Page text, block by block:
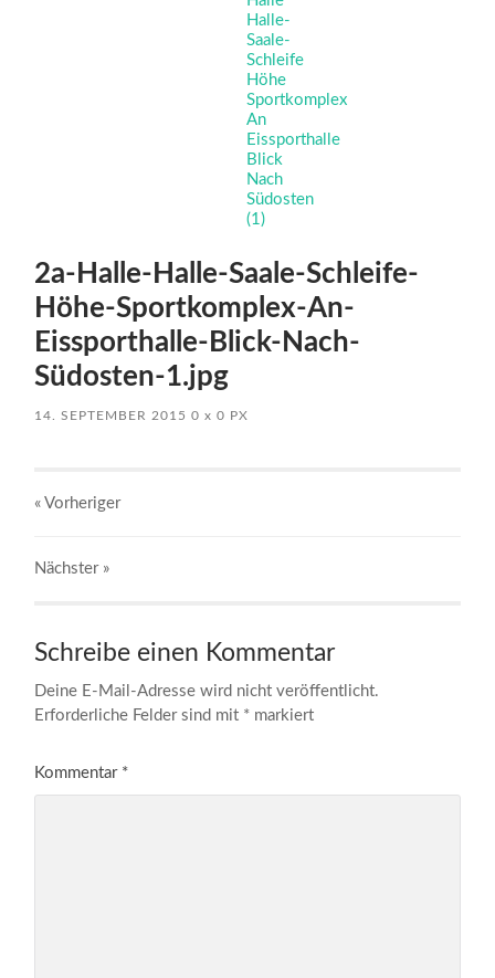
2a-Halle-Halle-Saale-Schleife-
Höhe-Sportkomplex-An-
Eissporthalle-Blick-Nach-
Südosten-1.jpg
14. SEPTEMBER 2015 0x 0 PX
« Vorheriger
Nächster »
Schreibe einen Kommentar
Deine E-Mail-Adresse wird nicht veröffentlicht.
Erforderliche Felder sind mit * markiert
Kommentar *